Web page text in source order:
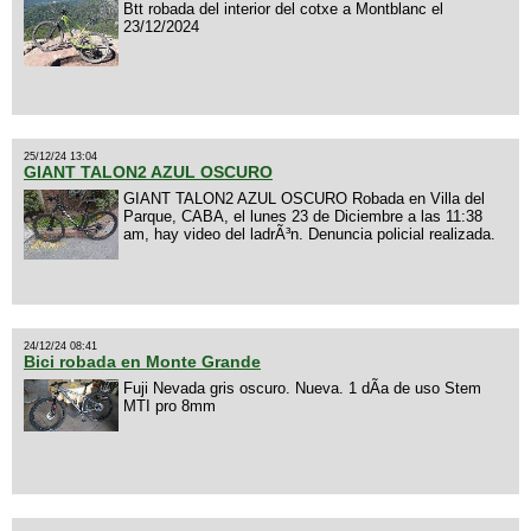
Btt robada del interior del cotxe a Montblanc el
23/12/2024
25/12/24 13:04
GIANT TALON2 AZUL OSCURO
GIANT TALON2 AZUL OSCURO Robada en Villa del
Parque, CABA, el lunes 23 de Diciembre a las 11:38
am, hay video del ladrÃ³n. Denuncia policial realizada.
24/12/24 08:41
Bici robada en Monte Grande
Fuji Nevada gris oscuro. Nueva. 1 dÃ­a de uso Stem
MTI pro 8mm